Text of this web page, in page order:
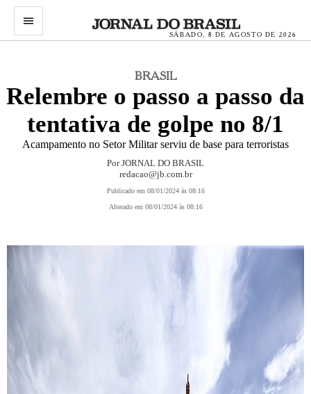
menu
SÁBADO, 8 DE AGOSTO DE 2026
BRASIL
Relembre o passo a passo da
tentativa de golpe no 8/1
Acampamento no Setor Militar serviu de base para terroristas
Por JORNAL DO BRASIL
redacao@jb.com.br
Publicado em 08/01/2024 às 08:16
Alterado em 08/01/2024 às 08:16